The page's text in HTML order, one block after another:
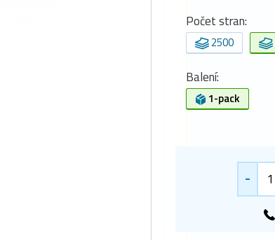
Počet stran:
2500
Balení:
1-pack
-